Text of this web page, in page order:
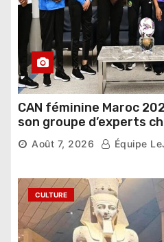
CAN féminine Maroc
son groupe d’experts
compétition
Août 7, 2026 Équipe
CULTURE